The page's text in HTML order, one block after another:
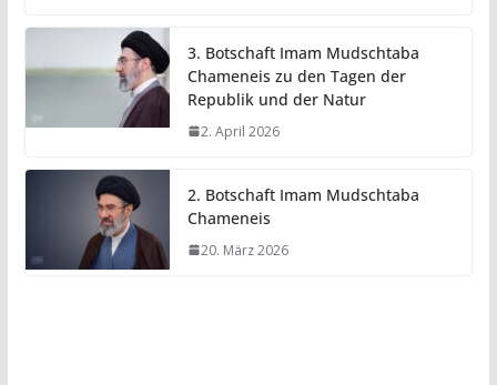
3. Botschaft Imam Mudschtaba
Chameneis zu den Tagen der
Republik und der Natur
2. April 2026
2. Botschaft Imam Mudschtaba
Chameneis
20. März 2026